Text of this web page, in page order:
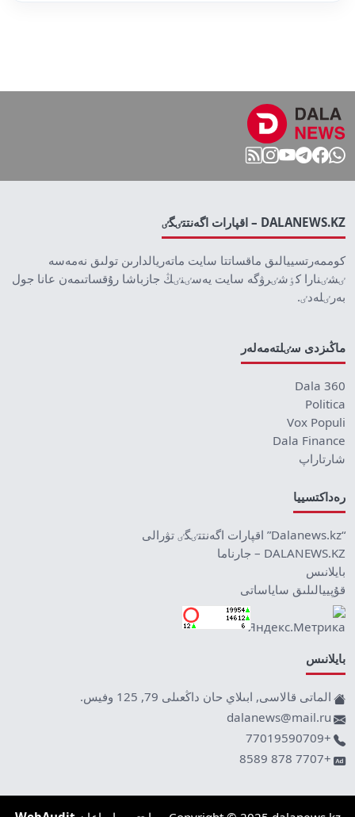
DALANEWS.KZ – اقپارات اگەنتتٸگٸ
كوممەرتسييالىق ماقساتتا سايت ماتەريالدارىن تولىق نەمەسە
ٸشٸنارا كٶشٸرۋگە سايت يەسٸنٸڭ جازباشا رۇقساتىمەن عانا جول
بەرٸلەدٸ.
ماڭىزدى سٸلتەمەلەر
Dala 360
Politica
Vox Populi
Dala Finance
شارتاراپ
رەداكتسييا
“Dalanews.kz” اقپارات اگەنتتٸگٸ تۋرالى
DALANEWS.KZ – جارناما
بايلانىس
قۇپييالىلىق ساياساتى
بايلانىس
الماتى قالاسى, ابىلاي حان داڭعىلى 79, 125 وفيس.
dalanews@mail.ru
+77019590709
+7707 878 8589